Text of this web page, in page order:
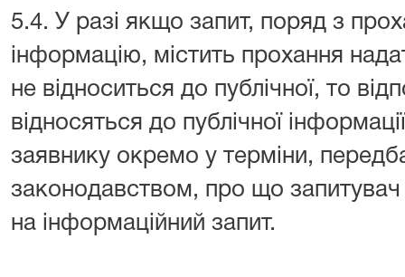
5.4. У разі якщо запит, поряд з
інформацію, містить прохання
не відноситься до публічної, то
відносяться до публічної
заявнику окремо у терміни,
законодавством, про що запитувач
на інформаційний запит.